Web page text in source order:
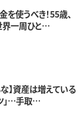
使うべき！55歳、
界一周ひと…
】資産は増えている
」…手取…